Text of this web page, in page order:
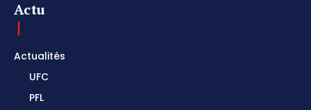
Actu
Actualités
UFC
PFL